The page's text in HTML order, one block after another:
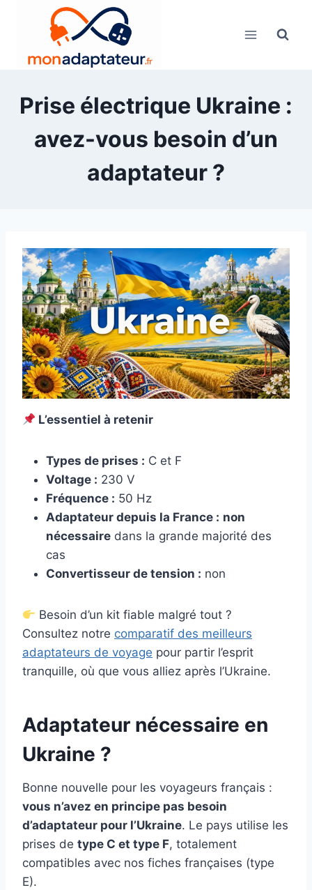
Prise électrique Ukraine :
avez-vous besoin d’un
adaptateur ?
L’essentiel à retenir
Types de prises : C et F
Voltage : 230 V
Fréquence : 50 Hz
Adaptateur depuis la France : non
nécessaire dans la grande majorité des
cas
Convertisseur de tension : non
Besoin d’un kit fiable malgré tout ?
Consultez notre comparatif des meilleurs
adaptateurs de voyage pour partir l’esprit
tranquille, où que vous alliez après l’Ukraine.
Adaptateur nécessaire en
Ukraine ?
Bonne nouvelle pour les voyageurs français :
vous n’avez en principe pas besoin
d’adaptateur pour l’Ukraine. Le pays utilise les
prises de type C et type F, totalement
compatibles avec nos fiches françaises (type
E).